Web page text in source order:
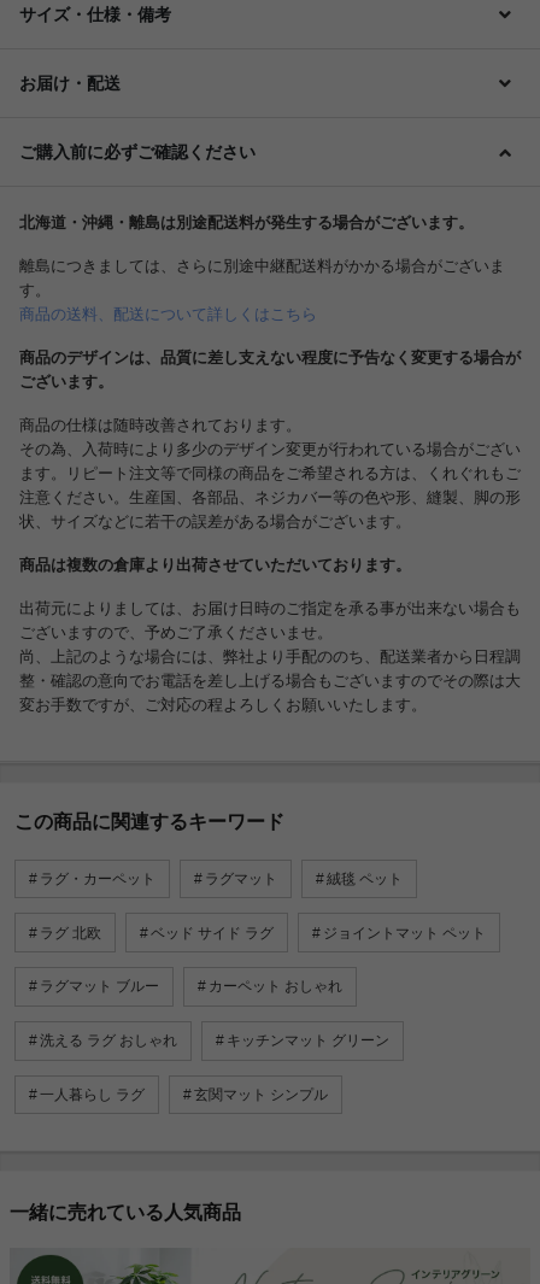
サイズ・仕様・備考
お届け・配送
ご購入前に必ずご確認ください
北海道・沖縄・離島は別途配送料が発生する場合がございます。
離島につきましては、さらに別途中継配送料がかかる場合がございま
す。
商品の送料、配送について詳しくはこちら
商品のデザインは、品質に差し支えない程度に予告なく変更する場合が
ございます。
商品の仕様は随時改善されております。
その為、入荷時により多少のデザイン変更が行われている場合がござい
ます。リピート注文等で同様の商品をご希望される方は、くれぐれもご
注意ください。生産国、各部品、ネジカバー等の色や形、縫製、脚の形
状、サイズなどに若干の誤差がある場合がございます。
商品は複数の倉庫より出荷させていただいております。
出荷元によりましては、お届け日時のご指定を承る事が出来ない場合も
ございますので、予めご了承くださいませ。
尚、上記のような場合には、弊社より手配ののち、配送業者から日程調
整・確認の意向でお電話を差し上げる場合もございますのでその際は大
変お手数ですが、ご対応の程よろしくお願いいたします。
この商品に関連するキーワード
ラグ・カーペット ラグマット 絨毯 ペット
ラグ 北欧 ベッド サイド ラグ ジョイントマット ペット
ラグマット ブルー カーペット おしゃれ
洗える ラグ おしゃれ キッチンマット グリーン
一人暮らし ラグ 玄関マット シンプル
一緒に売れている人気商品